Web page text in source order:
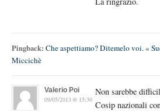
Pingback: Che aspettiamo? Ditemelo voi. «
Miccichè
Valerio Poi
09/05/2013 @ 15:30
Non sarebbe
Cosip nazionali